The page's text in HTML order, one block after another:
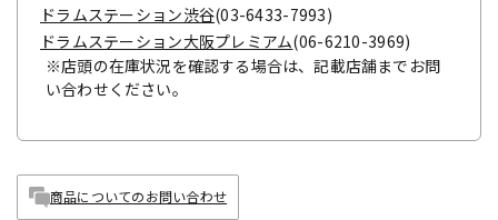
ドラムステーション渋谷(03-6433-7993)
ドラムステーション大阪プレミアム(06-6210-3969)
※店頭の在庫状況を確認する場合は、記載店舗までお問
い合わせください。
商品についてのお問い合わせ